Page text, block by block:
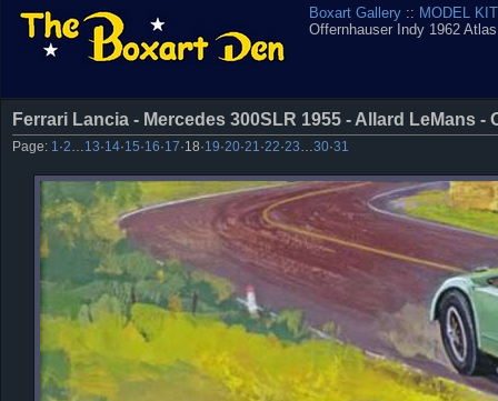
Boxart Gallery :: MODEL
Offernhauser Indy 1962
Ferrari Lancia - Mercedes 300SLR 1955 - Allard LeMans -
Page: 1 ·2 13·14·15·16·17·18·19·20·21 ·22·23 30·31